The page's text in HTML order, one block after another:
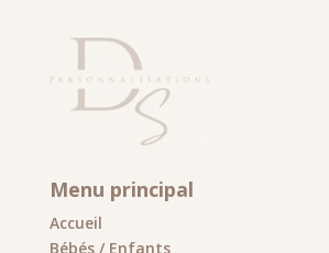
Menu principal
Accueil
Bébés / Enfants